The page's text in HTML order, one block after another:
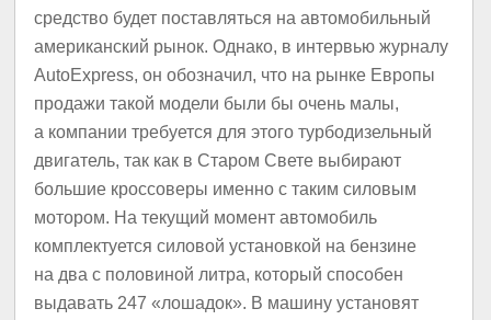
средство будет поставляться на автомобильный
американский рынок. Однако, в интервью журналу
AutoExpress, он обозначил, что на рынке Европы
продажи такой модели были бы очень малы,
а компании требуется для этого турбодизельный
двигатель, так как в Старом Свете выбирают
большие кроссоверы именно с таким силовым
мотором. На текущий момент автомобиль
комплектуется силовой установкой на бензине
на два с половиной литра, который способен
выдавать 247 «лошадок». В машину установят